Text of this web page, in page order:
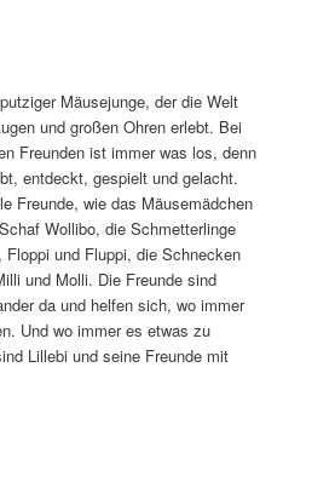
Mäusejunge, der die Welt
und großen Ohren erlebt. Bei
Freunden ist immer was los, denn
entdeckt, gespielt und gelacht.
Freunde, wie das Mäusemädchen
Wollibo, die Schmetterlinge
Floppi und Fluppi, die Schnecken
und Molli. Die Freunde sind
da und helfen sich, wo immer
Und wo immer es etwas zu
Lillebi und seine Freunde mit